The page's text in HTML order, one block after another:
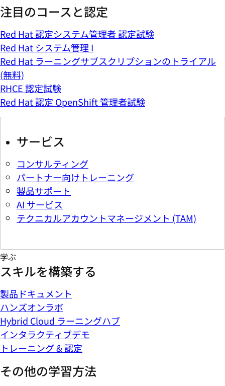
注目のコースと認定
Red Hat 認定システム管理者 認定試験
Red Hat システム管理 I
Red Hat ラーニングサブスクリプションのトライアル
(無料)
RHCE 認定試験
Red Hat 認定 OpenShift 管理者試験
サービス
コンサルティング
パートナー向けトレーニング
製品サポート
AI サービス
テクニカルアカウントマネージメント (TAM)
学ぶ
スキルを構築する
製品ドキュメント
ハンズオンラボ
Hybrid Cloud ラーニングハブ
インタラクティブデモ
トレーニング & 認定
その他の学習方法